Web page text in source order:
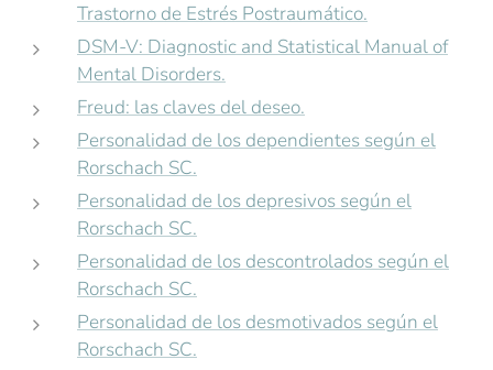
Trastorno de Estrés Postraumático.
DSM-V: Diagnostic and Statistical Manual of
Mental Disorders.
Freud: las claves del deseo.
Personalidad de los dependientes según el
Rorschach SC.
Personalidad de los depresivos según el
Rorschach SC.
Personalidad de los descontrolados según el
Rorschach SC.
Personalidad de los desmotivados según el
Rorschach SC.